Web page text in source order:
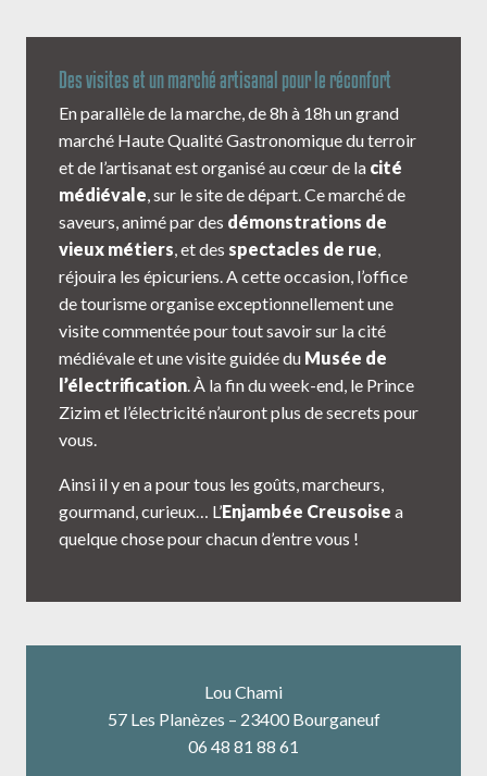
Des visites et un marché artisanal pour le réconfort
En parallèle de la marche, de 8h à 18h un grand
marché Haute Qualité Gastronomique du terroir
et de l’artisanat est organisé au cœur de la cité
médiévale, sur le site de départ. Ce marché de
saveurs, animé par des démonstrations de
vieux métiers, et des spectacles de rue,
réjouira les épicuriens. A cette occasion, l’office
de tourisme organise exceptionnellement une
visite commentée pour tout savoir sur la cité
médiévale et une visite guidée du Musée de
l’électrification. À la fin du week-end, le Prince
Zizim et l’électricité n’auront plus de secrets pour
vous.
Ainsi il y en a pour tous les goûts, marcheurs,
gourmand, curieux… L’Enjambée Creusoise a
quelque chose pour chacun d’entre vous !
Lou Chami
57 Les Planèzes – 23400 Bourganeuf
06 48 81 88 61